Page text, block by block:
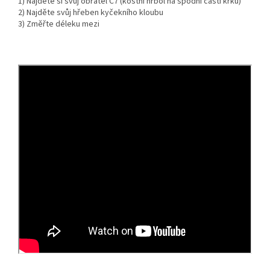
2) Najděte svůj hřeben kyčekního kloubu
3) Změřte déleku mezi